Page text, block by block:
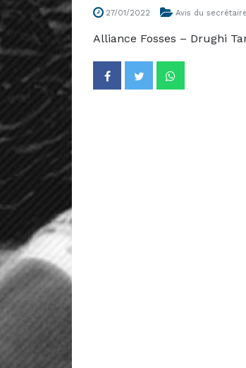
27/01/2022 Avis du secrétaire
Alliance Fosses – Drughi